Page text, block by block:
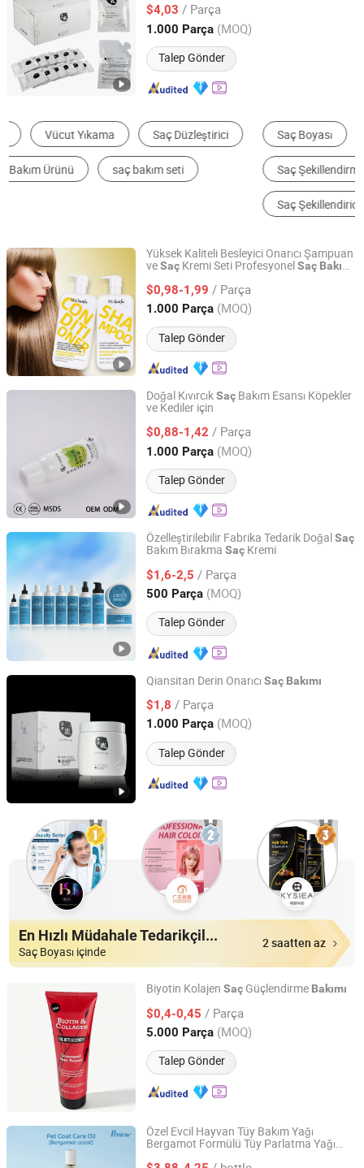
$4,03 / Parça
1.000 Parça (MOQ)
Talep Gönder
Guangdong, China Fiyat 2011
Saç Boyası Şampuan
Saç Şekillendirme Ürünleri Diğer Kişisel Bakım Aletleri
Yüksek Kaliteli Besleyici Onarıcı Şampuan
veSaç Kremi Seti ProfesyonelSaç Bakımı
$0,98-1,99 / Parça
1.000 Parça (MOQ)
Talep Gönder
Guangzhou Yiyi Biotechnology Co., Ltd.
Guangdong, China Fiyat 2024
Doğal KıvırcıkSaç Bakım Esansı Köpekler
ve Kediler için
$0,88-1,42 / Parça
1.000 Parça (MOQ)
Talep Gönder
Linyi Wobel Pet Supply Co., Ltd.
Shandong, China Fiyat 2025
Özelleştirilebilir Fabrika Tedarik Doğal Saç
Bakım Bırakma Saç Kremi
$1,6-2,5 / Parça
500 Parça (MOQ)
Talep Gönder
Guangzhou Beaver Cosmetic Co., Ltd.
Guangdong, China Fiyat 2021
Qiansitan Derin Onarıcı Saç Bakımı
$1,8 / Parça
1.000 Parça (MOQ)
Talep Gönder
Zhaoqing Kaijoe Technology Co., Ltd.
Guangdong, China Fiyat 2011
En Hızlı Müdahale Tedarikçiler
Saç Boyası içinde
2 saatten az
Biyotin Kolajen Saç Güçlendirme Bakımı
$0,4-0,45 / Parça
5.000 Parça (MOQ)
Talep Gönder
Suzhou Darpool Import and Export Co., Ltd.
Jiangsu, China Fiyat 2017
Özel Evcil Hayvan Tüy Bakım Yağı
Bergamot Formülü Tüy Parlatma Yağı
Nanjing Petivar Technology Co., Ltd.